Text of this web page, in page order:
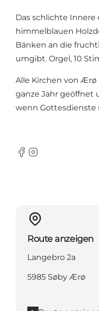
Das schlichte
himmelblauen
Bänken an die
umgibt. Orgel, 10
Alle Kirchen von Ærø
ganze Jahr geöffnet
wenn
Facebook
Instagram
Route anzeigen
Langebro 2a
5985 Søby Ærø